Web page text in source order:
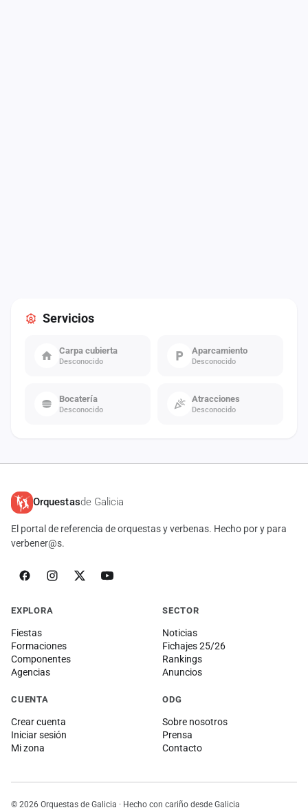
Servicios
Carpa cubierta
Desconocido
Aparcamiento
Desconocido
Bocatería
Desconocido
Atracciones
Desconocido
Orquestasde Galicia
El portal de referencia de orquestas y verbenas. Hecho por y para
verbener@s.
EXPLORA
Fiestas
Formaciones
Componentes
Agencias
SECTOR
Noticias
Fichajes 25/26
Rankings
Anuncios
CUENTA
Crear cuenta
Iniciar sesión
Mi zona
ODG
Sobre nosotros
Prensa
Contacto
© 2026 Orquestas de Galicia · Hecho con cariño desde Galicia